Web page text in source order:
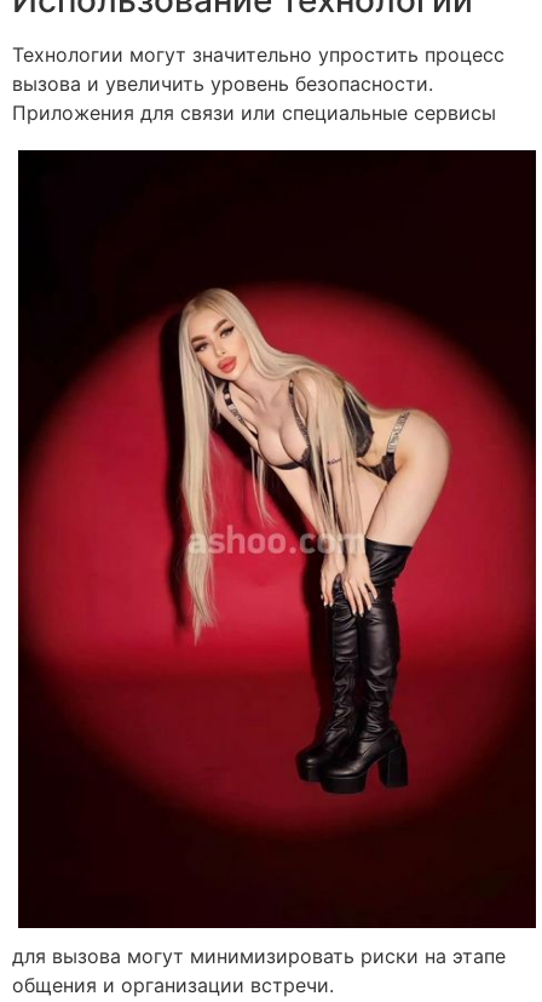
Технологии могут значительно упростить процесс
вызова и увеличить уровень безопасности.
Приложения для связи или специальные сервисы
для вызова могут минимизировать риски на этапе
общения и организации встречи.